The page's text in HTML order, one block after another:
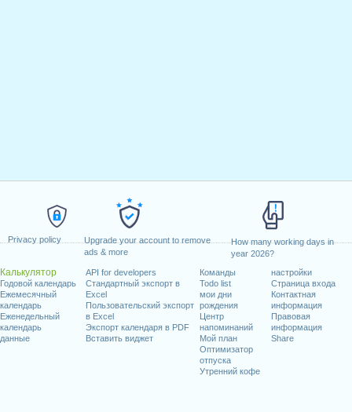
Privacy policy
Upgrade your account to remove
ads & more
How many working days in
year 2026?
Калькулятор
Годовой календарь
Ежемесячный
календарь
Еженедельный
календарь
данные
API for developers
Стандартный экспорт в
Excel
Пользовательский экспорт
в Excel
Экспорт календаря в PDF
Вставить виджет
Команды
Todo list
мои дни
рождения
Центр
напоминаний
Мой план
Оптимизатор
отпуска
Утренний кофе
настройки
Страница входа
Контактная
информация
Правовая
информация
Share